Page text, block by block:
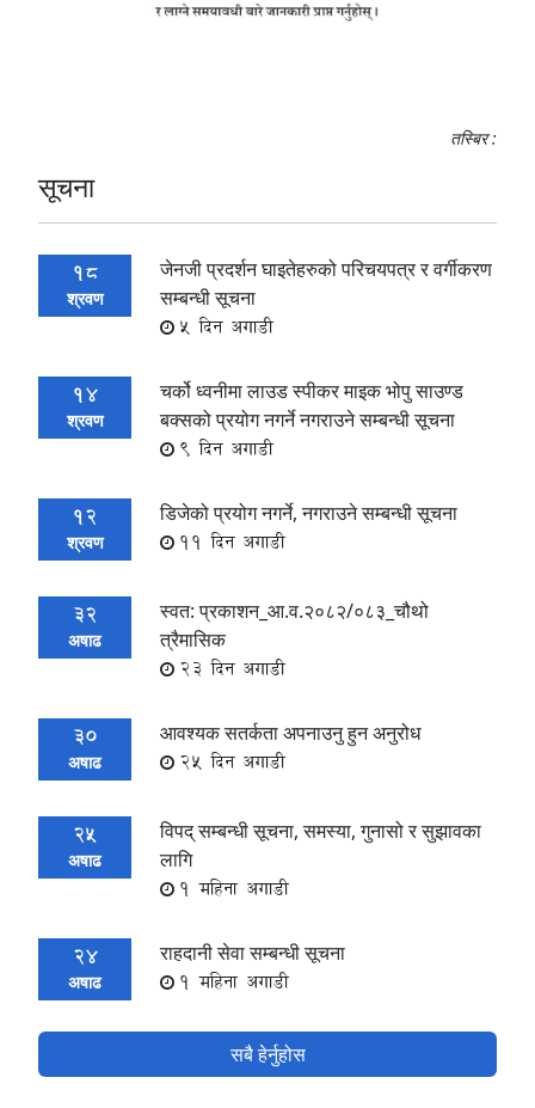
तस्बिर :
सूचना
18
श्रवण
जेनजी प्रदर्शन घाइतेहरुको परिचयपत्र र वर्गीकरण
सम्बन्धी सूचना
5 दिन अगाडी
14
श्रवण
चर्को ध्वनीमा लाउड स्पीकर माइक भोपु साउण्ड
बक्सको प्रयोग नगर्ने नगराउने सम्बन्धी सूचना
9 दिन अगाडी
12
श्रवण
डिजेको प्रयोग नगर्ने, नगराउने सम्बन्धी सूचना
11 दिन अगाडी
32
अषाढ
स्वत: प्रकाशन_आ.व.२०८२/०८३_चौथो
त्रैमासिक
23 दिन अगाडी
30
अषाढ
आवश्यक सतर्कता अपनाउनु हुन अनुरोध
25 दिन अगाडी
25
अषाढ
विपद् सम्बन्धी सूचना, समस्या, गुनासो र सुझावका
लागि
1 महिना अगाडी
24
अषाढ
राहदानी सेवा सम्बन्धी सूचना
1 महिना अगाडी
सबै हेर्नुहोस